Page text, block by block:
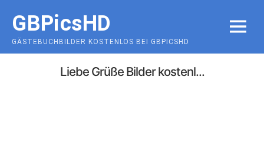
content
GBPicsHD
GÄSTEBUCHBILDER KOSTENLOS BEI GBPICSHD
MENU
Liebe Grüße Bilder kostenl...